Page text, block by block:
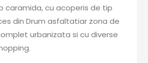
caramida, cu acoperis de tip
din Drum asfaltatiar zona de
urbanizata si cu diverse